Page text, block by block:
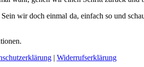
wir doch einmal da, einfach so und
| Widerrufserklärung